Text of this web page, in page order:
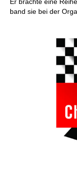
band sie bei der